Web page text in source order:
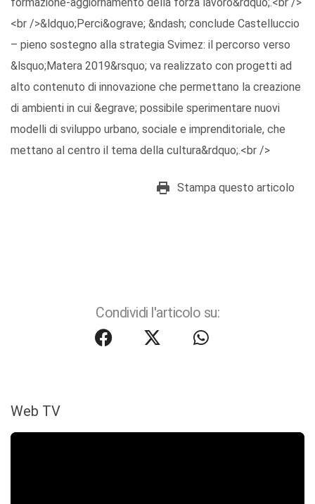
formazione-aggiornamento della forza lavoro&rdquo;.<br />
<br />&ldquo;Perci&ograve; &ndash; conclude Castelluccio
– pieno sostegno alla strategia Svimez: il percorso verso
&lsquo;Matera 2019&rsquo; va realizzato con progetti ad
alto contenuto di innovazione che permettano la creazione
di ambienti in cui &egrave; possibile sperimentare nuovi
modelli di sviluppo urbano, sociale e imprenditoriale, che
mettano al centro il tema della cultura&rdquo;.<br />
Stampa questo articolo
Condividi l'articolo su:
Web TV